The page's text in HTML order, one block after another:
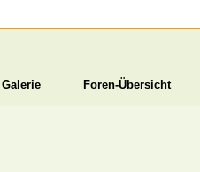
Foren-Übersicht